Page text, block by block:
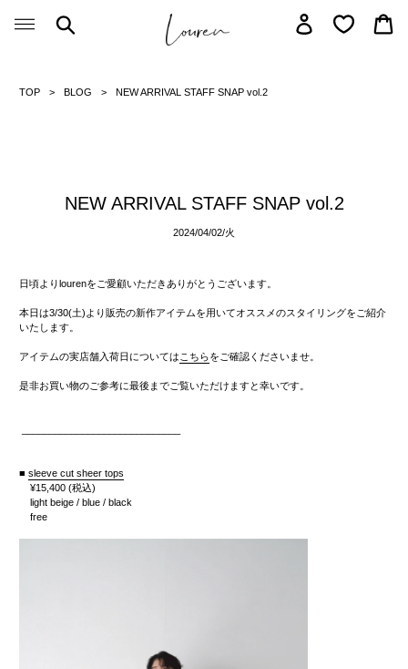
Log in
TOP BLOG NEW ARRIVAL STAFF SNAP vol.2
NEW ARRIVAL STAFF SNAP vol.2
2024/04/02/火
日頃よりlourenをご愛顧いただきありがとうございます。
本日は3/30(土)より販売の新作アイテムを用いてオススメのスタイリングをご紹介
いたします。
アイテムの実店舗入荷日については こちらをご確認くださいませ。
是非お買い物のご参考に最後までご覧いただけますと幸いです。
■ sleeve cut sheer tops
¥15 ,400 (税込)
light beige / blue / black
free